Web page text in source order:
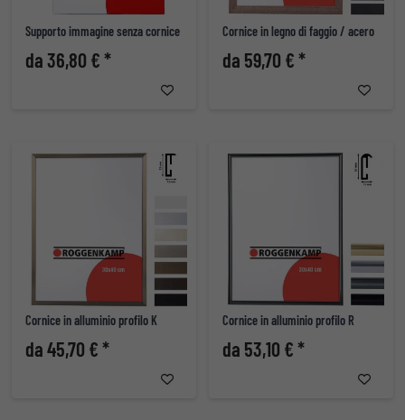
Supporto immagine senza cornice
da 36,80 € *
Cornice in legno di faggio / acero
da 59,70 € *
Cornice in alluminio profilo K
da 45,70 € *
Cornice in alluminio profilo R
da 53,10 € *